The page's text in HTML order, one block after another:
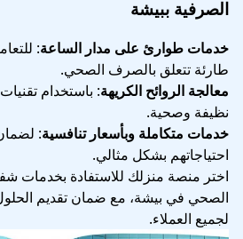
الصرفية ببيشة
خدمات طوارئ على مدار الساعة:
طارئة تتعلق بالصرف الصحي.
معالجة الروائح الكريهة: باستخدام
نظيفة وصحية.
خدمات متكاملة وبأسعار تنافسية:
احتياجاتهم بشكل مثالي.
اختر منصة منزلك للاستفادة بخدمات
الصحي في بيشة، مع ضمان تقديم الحلول
لجميع العملاء.